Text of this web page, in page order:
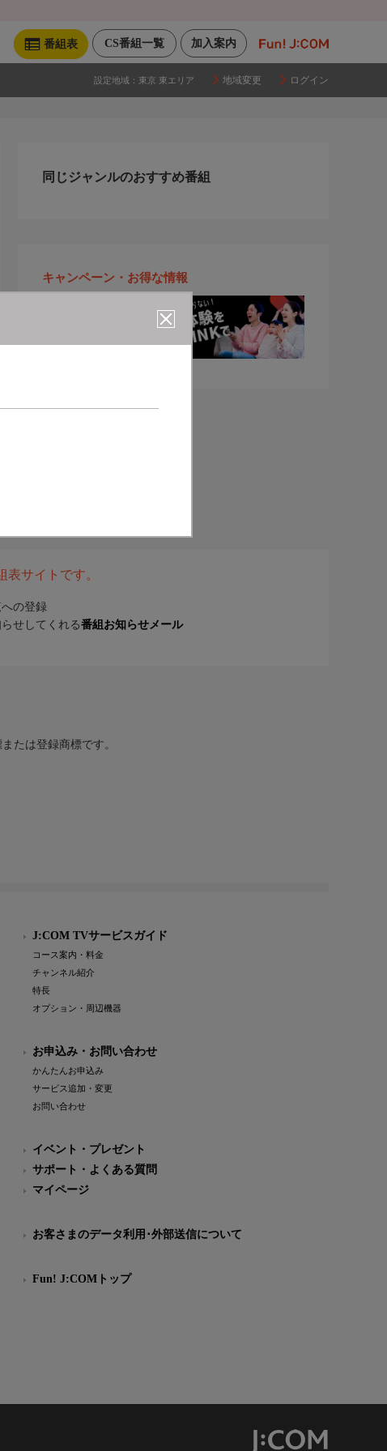
加入案内
CS番組一覧
番組表
設定地域： 東京 東エリア 地域変更 ログイン
同じジャンルのおすすめ番組
キャンペーン・お得な情報
サイトです。
の登録
せしてくれる番組お知らせメール
たは登録商標です。
J:COM TVサービスガイド
コース案内・料金
チャンネル紹介
特長
オプション・周辺機器
お申込み・お問い合わせ
かんたんお申込み
サービス追加・変更
お問い合わせ
イベント・プレゼント
サポート・よくある質問
マイページ
お客さまのデータ利用･外部送信について
Fun! J:COMトップ